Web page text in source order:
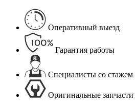
Оперативный выезд
Гарантия работы
Специалисты со стажем
Оригинальные запчасти